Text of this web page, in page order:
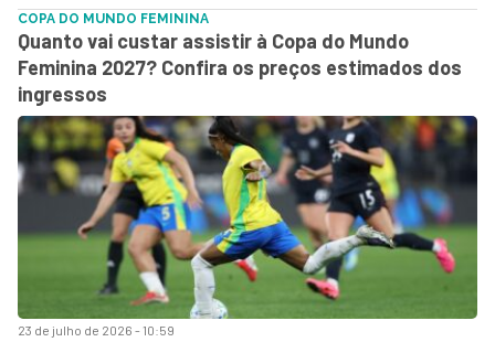
23 de julho de 2026 - 10:59
COPA DO MUNDO FEMININA
Quanto vai custar assistir à Copa do Mundo
Feminina 2027? Confira os preços estimados dos
ingressos